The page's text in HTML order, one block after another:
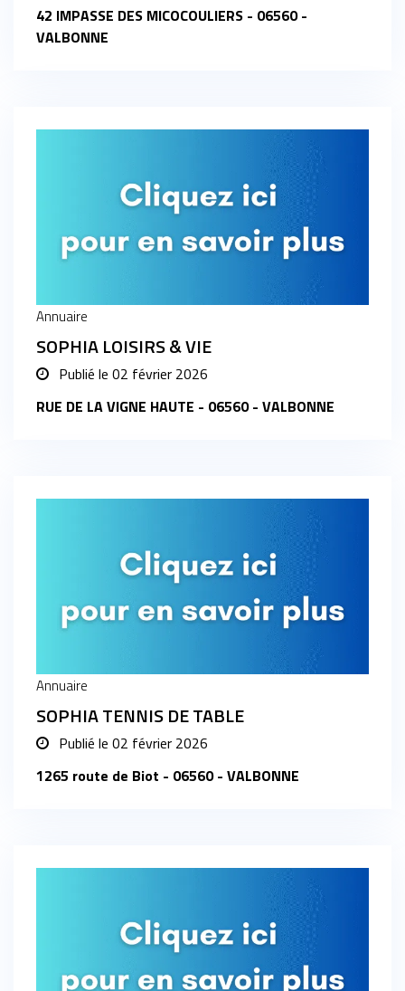
42 IMPASSE DES MICOCOULIERS - 06560 -
VALBONNE
Annuaire
SOPHIA LOISIRS & VIE
Publié le 02 février 2026
RUE DE LA VIGNE HAUTE - 06560 - VALBONNE
Annuaire
SOPHIA TENNIS DE TABLE
Publié le 02 février 2026
1265 route de Biot - 06560 - VALBONNE